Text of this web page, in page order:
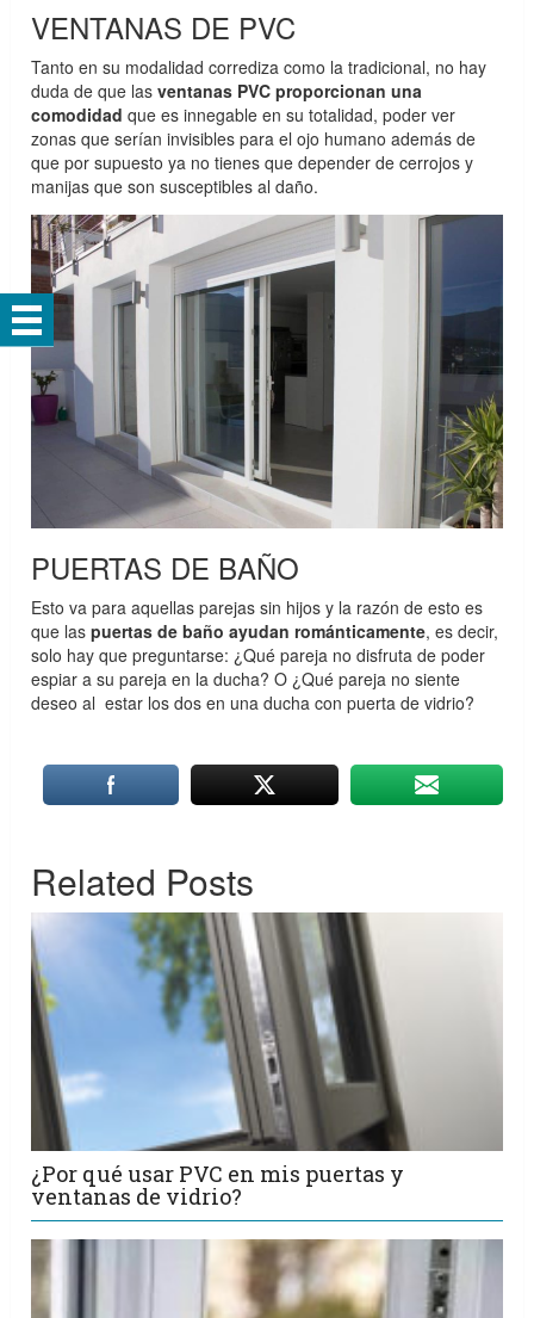
VENTANAS DE PVC
Tanto en su modalidad corrediza como la tradicional, no hay
duda de que las ventanas PVC proporcionan una
comodidadque es innegable en su totalidad, poder ver
zonas que serían invisibles para el ojo humano además de
que por supuesto ya no tienes que depender de cerrojos y
manijas que son susceptibles al daño.
PUERTAS DE BAÑO
Esto va para aquellas parejas sin hijos y la razón de esto es
que las puertas de baño ayudan románticamente, es decir,
solo hay que preguntarse: ¿Qué pareja no disfruta de poder
espiar a su pareja en la ducha? O ¿Qué pareja no siente
deseo al estar los dos en una ducha con puerta de vidrio?
Related Posts
¿Por qué usar PVC en mis puertas y
ventanas de vidrio?